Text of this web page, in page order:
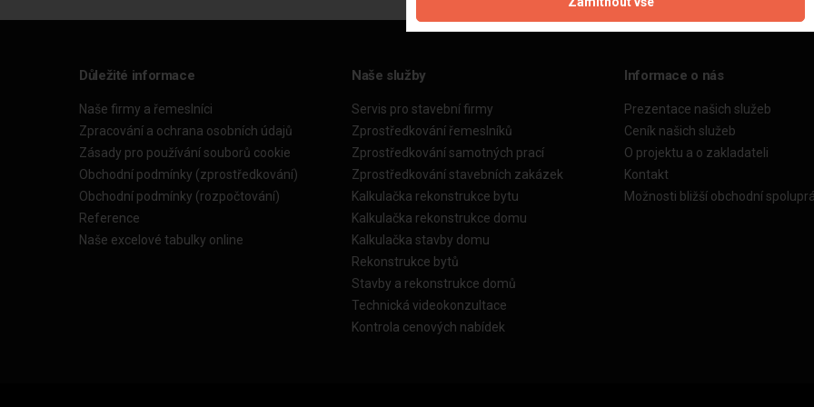
Důležité informace
Naše firmy a řemeslníci
Zpracování a ochrana osobních údajů
Zásady pro používání souborů cookie
Obchodní podmínky (zprostředkování)
Obchodní podmínky (rozpočtování)
Reference
Naše excelové tabulky online
Naše služby
Servis pro stavební firmy
Zprostředkování řemeslníků
Zprostředkování samotných prací
Zprostředkování stavebních zakázek
Kalkulačka rekonstrukce bytu
Kalkulačka rekonstrukce domu
Kalkulačka stavby domu
Rekonstrukce bytů
Stavby a rekonstrukce domů
Technická videokonzultace
Kontrola cenových nabídek
Informace o nás
Prezentace našich služeb
Ceník našich služeb
O projektu a o zakladateli
Kontakt
Možnosti bližší obchodní